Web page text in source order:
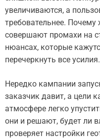
увеличиваются, а
требовательнее.
совершают промахи на
нюансах, которые
перечеркнуть все усилия.
Нередко кампании
заказчик давит, а цели
атмосфере легко
они и решают, будет ли
проверяет настройки